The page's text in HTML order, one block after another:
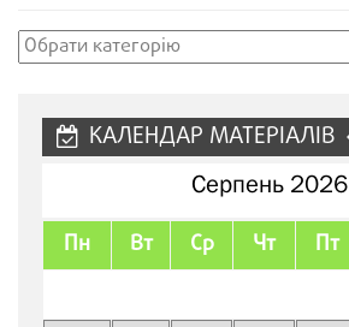
Рубрики
КАЛЕНДАР МАТЕРІАЛІВ
Серпень 2026
Пн Вт Ср Чт Пт